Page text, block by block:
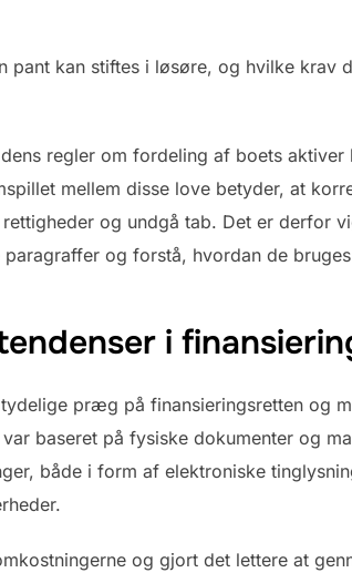
pant kan stiftes i løsøre, og hvilke krav
regler om fordeling af boets
mellem disse love betyder, at
og undgå tab. Det er derfor
og forstå, hvordan de
i
præg på finansieringsretten og
baseret på fysiske dokumenter og
både i form af elektroniske
og gjort det lettere at